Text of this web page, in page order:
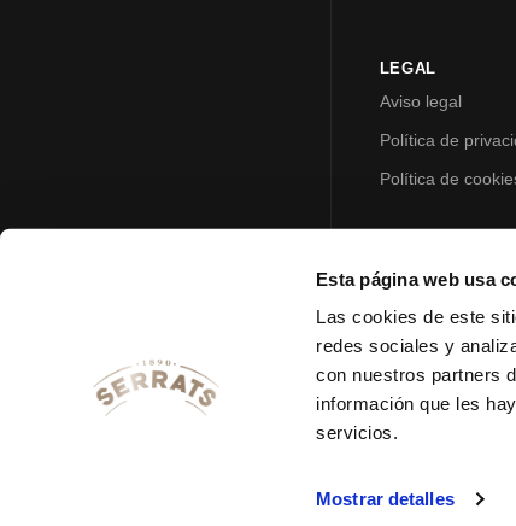
Esta página web usa
Las cookies de este
redes sociales y
con nuestros partners
información que les
servicios.
Mostrar detalles
LEGAL
Aviso legal
Política de
Política de